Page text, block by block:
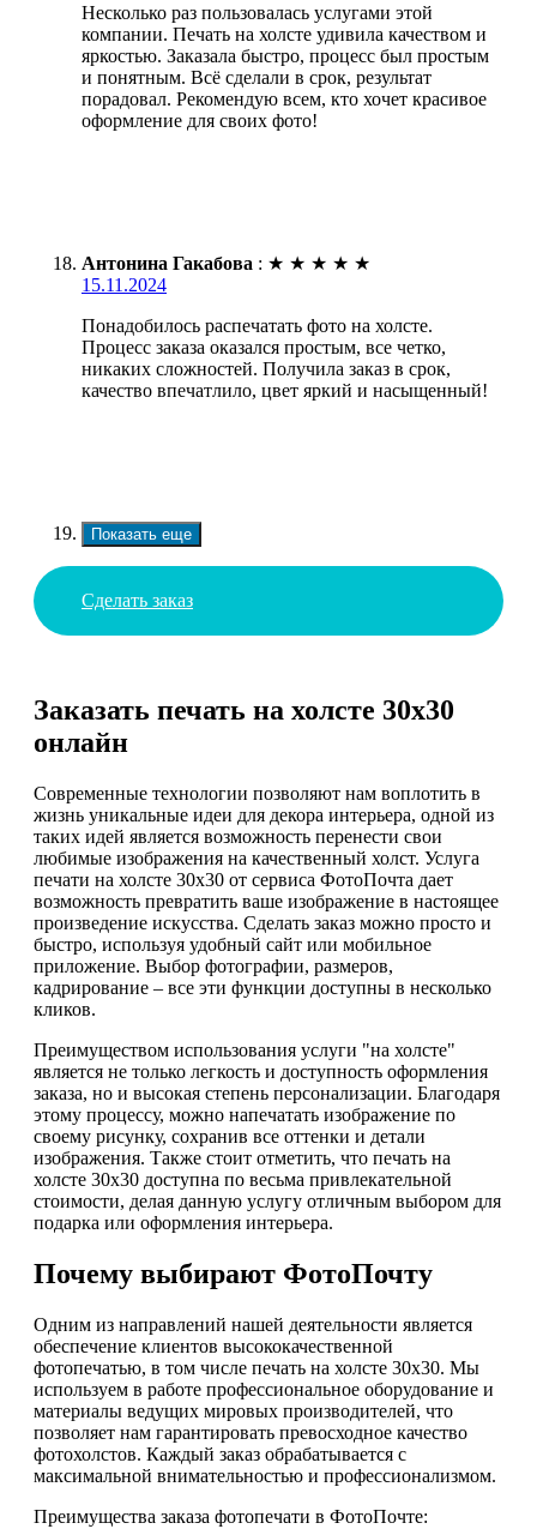
Несколько раз пользовалась услугами этой
компании. Печать на холсте удивила качеством и
яркостью. Заказала быстро, процесс был простым
и понятным. Всё сделали в срок, результат
порадовал. Рекомендую всем, кто хочет красивое
оформление для своих фото!
Антонина Гакабова : ★ ★ ★ ★ ★
15.11.2024
Понадобилось распечатать фото на холсте.
Процесс заказа оказался простым, все четко,
никаких сложностей. Получила заказ в срок,
качество впечатлило, цвет яркий и насыщенный!
Показать еще
Сделать заказ
Заказать печать на холсте 30х30
онлайн
Современные технологии позволяют нам воплотить в
жизнь уникальные идеи для декора интерьера, одной из
таких идей является возможность перенести свои
любимые изображения на качественный холст. Услуга
печати на холсте 30х30 от сервиса ФотоПочта дает
возможность превратить ваше изображение в настоящее
произведение искусства. Сделать заказ можно просто и
быстро, используя удобный сайт или мобильное
приложение. Выбор фотографии, размеров,
кадрирование – все эти функции доступны в несколько
кликов.
Преимуществом использования услуги "на холсте"
является не только легкость и доступность оформления
заказа, но и высокая степень персонализации. Благодаря
этому процессу, можно напечатать изображение по
своему рисунку, сохранив все оттенки и детали
изображения. Также стоит отметить, что печать на
холсте 30х30 доступна по весьма привлекательной
стоимости, делая данную услугу отличным выбором для
подарка или оформления интерьера.
Почему выбирают ФотоПочту
Одним из направлений нашей деятельности является
обеспечение клиентов высококачественной
фотопечатью, в том числе печать на холсте 30х30. Мы
используем в работе профессиональное оборудование и
материалы ведущих мировых производителей, что
позволяет нам гарантировать превосходное качество
фотохолстов. Каждый заказ обрабатывается с
максимальной внимательностью и профессионализмом.
Преимущества заказа фотопечати в ФотоПочте: